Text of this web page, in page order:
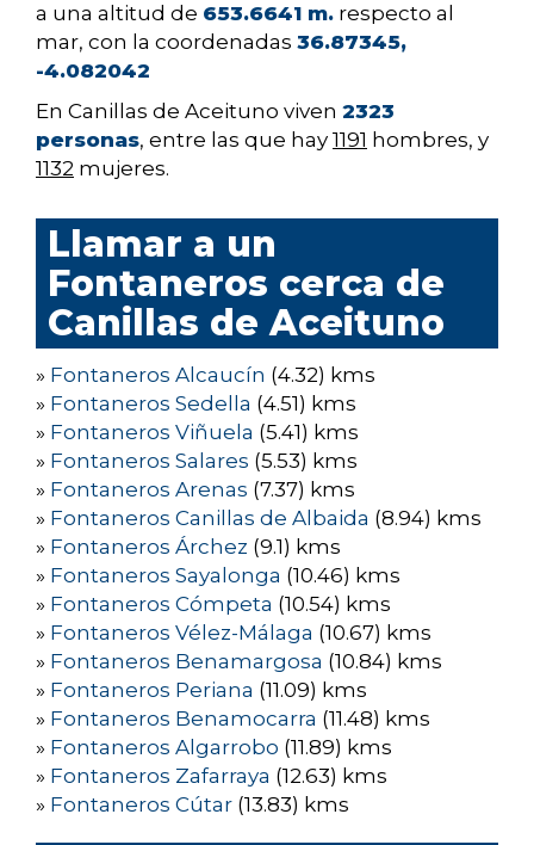
a una altitud de 653.6641 m. respecto al
mar, con la coordenadas 36.87345,
-4.082042
En Canillas de Aceituno viven 2323
personas, entre las que hay 1191 hombres, y
1132 mujeres.
Llamar a un
Fontaneros cerca de
Canillas de Aceituno
» Fontaneros Alcaucín (4.32) kms
» Fontaneros Sedella (4.51) kms
» Fontaneros Viñuela (5.41) kms
» Fontaneros Salares (5.53) kms
» Fontaneros Arenas (7.37) kms
» Fontaneros Canillas de Albaida (8.94) kms
» Fontaneros Árchez (9.1) kms
» Fontaneros Sayalonga (10.46) kms
» Fontaneros Cómpeta (10.54) kms
» Fontaneros Vélez-Málaga (10.67) kms
» Fontaneros Benamargosa (10.84) kms
» Fontaneros Periana (11.09) kms
» Fontaneros Benamocarra (11.48) kms
» Fontaneros Algarrobo (11.89) kms
» Fontaneros Zafarraya (12.63) kms
» Fontaneros Cútar (13.83) kms